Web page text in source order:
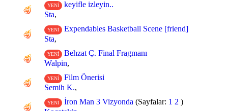
YENİ
keyifle izleyin..
Sta,
YENİ
Expendables Basketball Scene [friend]
Sta,
YENİ
Behzat Ç. Final Fragmanı
Walpin,
YENİ
Film Önerisi
Semih K.,
YENİ İron Man 3 Vizyonda (Sayfalar: 1 2 )